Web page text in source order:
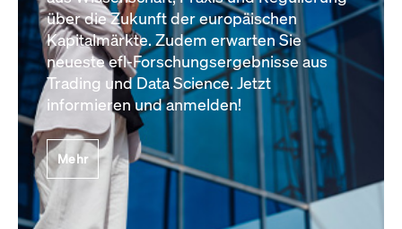
über die Zukunft der europäischen
Kapitalmärkte. Zudem erwarten Sie
neueste efl-Forschungsergebnisse aus
Trading und Data Science. Jetzt
informieren und anmelden!
Mehr